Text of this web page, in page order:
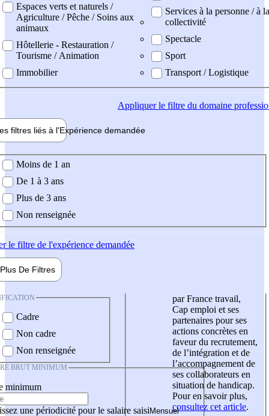
Espaces verts et naturels /
Agriculture / Pêche / Soins aux
animaux
Hôtellerie - Restauration /
Tourisme / Animation
Immobilier
Services à la personne / à la
collectivité
Spectacle
Sport
Transport / Logistique
Appliquerle filtre du domaine
filtres liés à l'Expérience demandée
demandée
Moins de 1 an
De 1 à 3 ans
Plus de 3 ans
Non renseignée
le filtre de l'expérience demandée
Plus De Filtres
Cadre
Non cadre
Non renseignée
BRUT MINIMUM
minimum
une périodicité pour le salaire saisi
par France travail,
Cap emploi et ses
partenaires pour ses
actions concrètes en
faveur du recrutement,
de l’intégration et de
l’accompagnement de
ses collaborateurs en
situation de handicap.
Pour en savoir plus,
consultez cet article.